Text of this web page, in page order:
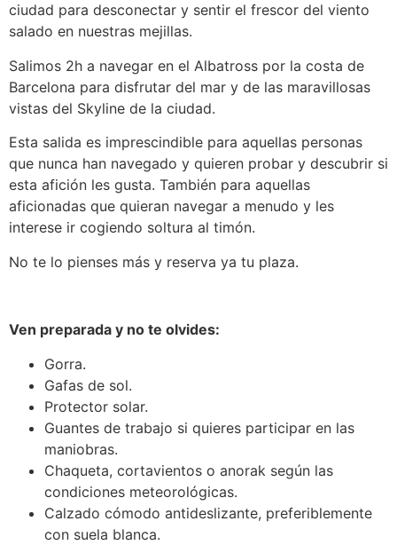
ciudad para desconectar y sentir el frescor del viento
salado en nuestras mejillas.
Salimos 2h a navegar en el Albatross por la costa de
Barcelona para disfrutar del mar y de las maravillosas
vistas del Skyline de la ciudad.
Esta salida es imprescindible para aquellas personas
que nunca han navegado y quieren probar y descubrir si
esta afición les gusta. También para aquellas
aficionadas que quieran navegar a menudo y les
interese ir cogiendo soltura al timón.
No te lo pienses más y reserva ya tu plaza.
Ven preparada y no te olvides:
Gorra.
Gafas de sol.
Protector solar.
Guantes de trabajo si quieres participar en las
maniobras.
Chaqueta, cortavientos o anorak según las
condiciones meteorológicas.
Calzado cómodo antideslizante, preferiblemente
con suela blanca.